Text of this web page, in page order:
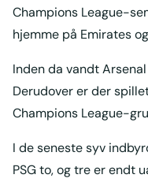
Champions League-
hjemme på Emirates
Inden da vandt
Derudover er der
Champions League-
I de seneste syv
PSG to, og tre er endt